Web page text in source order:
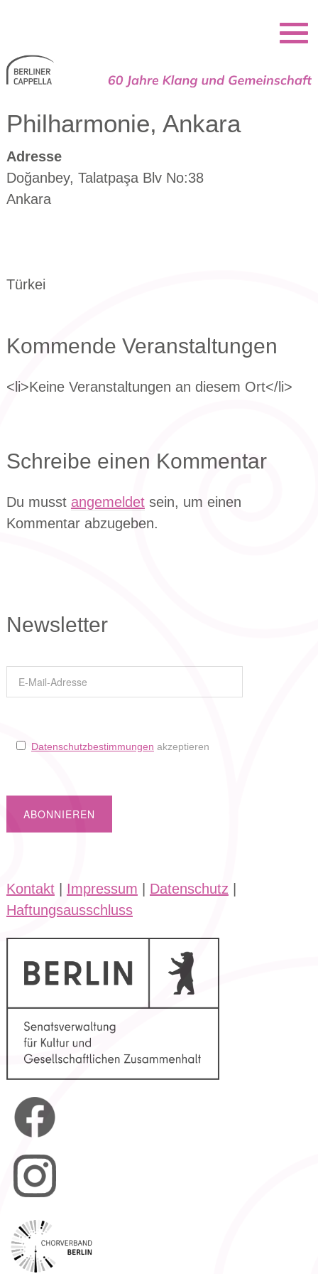
Philharmonie, Ankara
Adresse
Doğanbey, Talatpaşa Blv No:38
Ankara
Türkei
Kommende Veranstaltungen
<li>Keine Veranstaltungen an diesem Ort</li>
Schreibe einen Kommentar
Du musst angemeldetsein, um einen
Kommentar abzugeben.
Newsletter
Datenschutzbestimmungen akzeptieren
Kontakt| Impressum Datenschutz
Haftungsausschluss